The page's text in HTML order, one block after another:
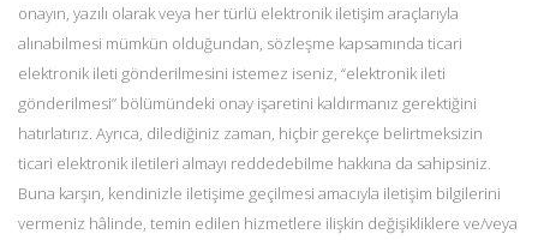
onayın, yazılı olarak veya her türlü elektronik iletişim araçlarıyla
alınabilmesi mümkün olduğundan, sözleşme kapsamında ticari
elektronik ileti gönderilmesini istemez iseniz, “elektronik ileti
gönderilmesi” bölümündeki onay işaretini kaldırmanız gerektiğini
hatırlatırız. Ayrıca, dilediğiniz zaman, hiçbir gerekçe belirtmeksizin
ticari elektronik iletileri almayı reddedebilme hakkına da sahipsiniz.
Buna karşın, kendinizle iletişime geçilmesi amacıyla iletişim bilgilerini
vermeniz hâlinde, temin edilen hizmetlere ilişkin değişikliklere ve/veya